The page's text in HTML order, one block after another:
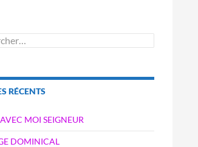
:
RÉCENTS
MOI SEIGNEUR
DOMINICAL